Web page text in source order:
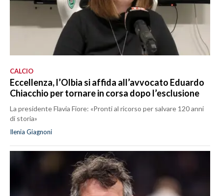
CALCIO
Eccellenza, l’Olbia si affida all’avvocato Eduardo
Chiacchio per tornare in corsa dopo l’esclusione
La presidente Flavia Fiore: «Pronti al ricorso per salvare 120 anni
di storia»
Ilenia Giagnoni